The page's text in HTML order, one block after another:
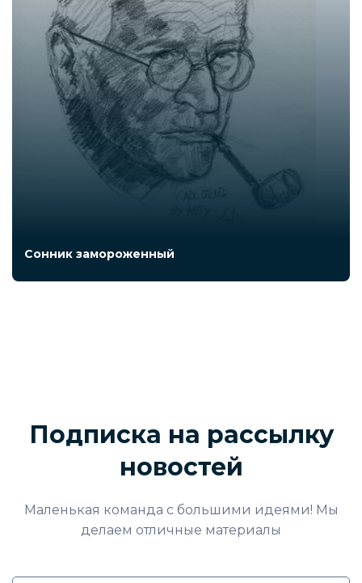
Сонник замороженный
Подписка на рассылку
новостей
Маленькая команда с большими идеями! Мы
делаем отличные материалы